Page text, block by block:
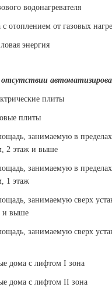
водонагревателя
с отоплением от газовых
энергия
плиты
плиты
занимаемую в
2 этаж и выше
занимаемую в
1 этаж
занимаемую сверх
и выше
занимаемую сверх
дома с лифтом I зона
дома с лифтом II зона